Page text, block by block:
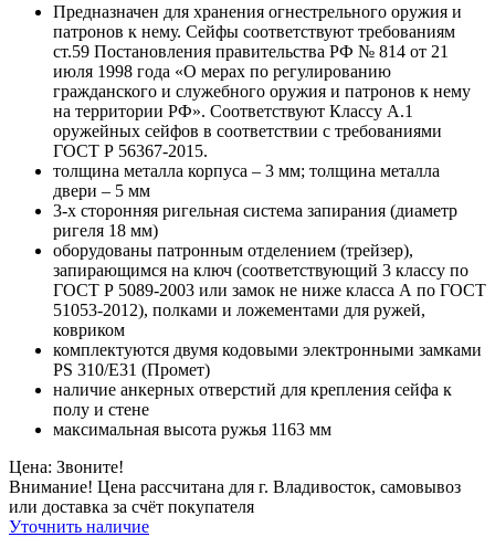
Предназначен для хранения огнестрельного оружия и
патронов к нему. Сейфы соответствуют требованиям
ст.59 Постановления правительства РФ № 814 от 21
июля 1998 года «О мерах по регулированию
гражданского и служебного оружия и патронов к нему
на территории РФ». Соответствуют Классу А.1
оружейных сейфов в соответствии с требованиями
ГОСТ Р 56367-2015.
толщина металла корпуса – 3 мм; толщина металла
двери – 5 мм
3-х сторонняя ригельная система запирания (диаметр
ригеля 18 мм)
оборудованы патронным отделением (трейзер),
запирающимся на ключ (соответствующий 3 классу по
ГОСТ Р 5089-2003 или замок не ниже класса А по ГОСТ
51053-2012), полками и ложементами для ружей,
ковриком
комплектуются двумя кодовыми электронными замками
PS 310/E31 (Промет)
наличие анкерных отверстий для крепления сейфа к
полу и стене
максимальная высота ружья 1163 мм
Цена: Звоните!
Внимание! Цена рассчитана для г. Владивосток, самовывоз
или доставка за счёт покупателя
Уточнить наличие